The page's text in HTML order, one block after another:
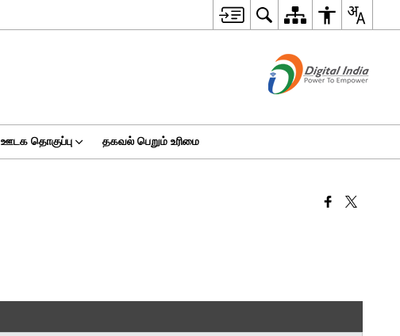
ஊடக தொகுப்பு தகவல் பெறும் உரிமை